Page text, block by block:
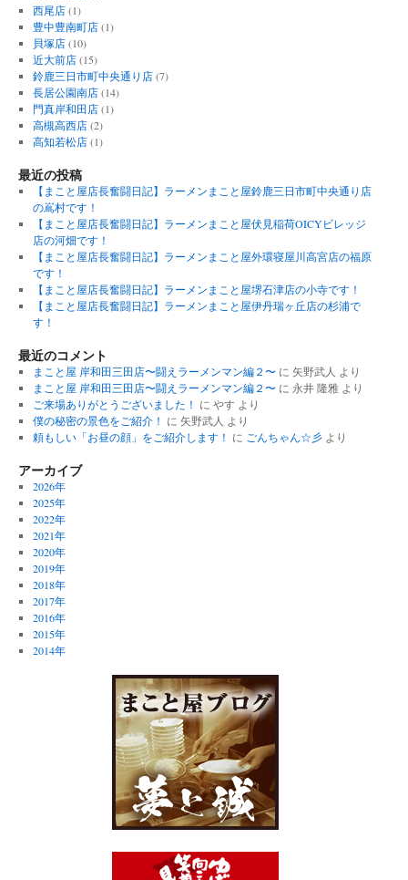
西尾店(1)
豊中豊南町店(1)
貝塚店(10)
近大前店(15)
鈴鹿三日市町中央通り店(7)
長居公園南店(14)
門真岸和田店(1)
高槻高西店(2)
高知若松店(1)
最近の投稿
【まこと屋店長奮闘日記】ラーメンまこと屋鈴鹿三日市町中央通り店
の嶌村です！
【まこと屋店長奮闘日記】ラーメンまこと屋伏見稲荷OICYビレッジ
店の河畑です！
【まこと屋店長奮闘日記】ラーメンまこと屋外環寝屋川高宮店の福原
です！
【まこと屋店長奮闘日記】ラーメンまこと屋堺石津店の小寺です！
【まこと屋店長奮闘日記】ラーメンまこと屋伊丹瑞ヶ丘店の杉浦で
す！
最近のコメント
まこと屋 岸和田三田店〜闘えラーメンマン編２〜に 矢野武人 より
まこと屋 岸和田三田店〜闘えラーメンマン編２〜に 永井 隆雅より
ご来場ありがとうございました！ に やす より
僕の秘密の景色をご紹介！ に 矢野武人 より
頼もしい「お昼の顔」をご紹介します！ に ごんちゃん☆彡より
アーカイブ
2026年
2025年
2022年
2021年
2020年
2019年
2018年
2017年
2016年
2015年
2014年